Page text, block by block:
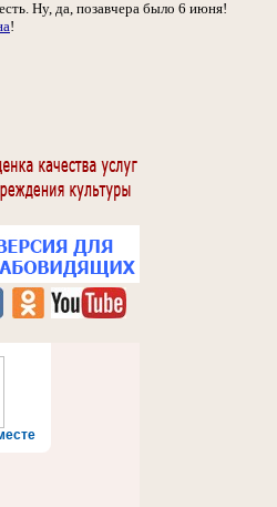
Ну, да, позавчера было 6 июня!
!